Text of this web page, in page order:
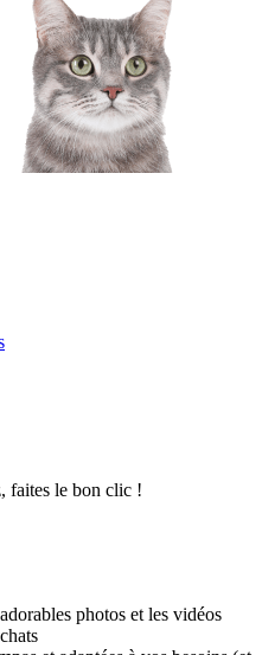
faites le bon clic !
photos et les vidéos